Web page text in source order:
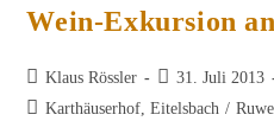
Frisch
Gekürten
Wein-Exkursion
Beitrags-
Autor:
Klaus Rössler
Beitrag
veröffentlicht:
31. Juli 2013
Beitrags-
Karthäuserhof, Eitelsbach /